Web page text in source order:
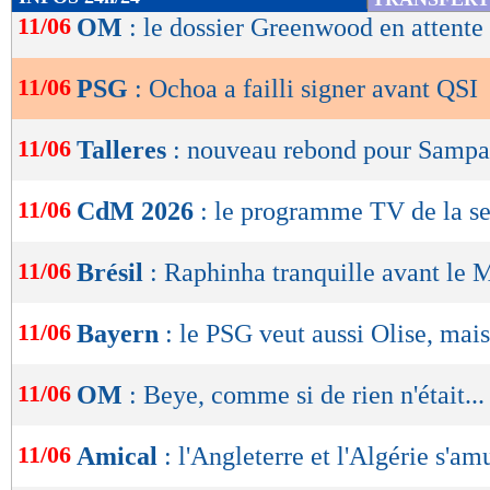
de
OK
11/06 OM : le dossier Greenwood en attente
11/06 PSG : Ochoa a failli signer avant QSI
11/06 Talleres : nouveau rebond pour
11/06 CdM 2026 : le programme TV de la
11/06 Brésil : Raphinha tranquille avant le
11/06 Bayern : le PSG veut aussi Olise,
11/06 OM : Beye, comme si de rien n'était...
11/06 Amical : l'Angleterre et l'Algérie